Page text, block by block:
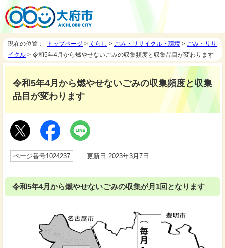
現在の位置： トップページ > くらし > ごみ・リサイクル・環境 > ごみ・リサ
イクル > 令和5年4月から燃やせないごみの収集頻度と収集品目が変わります
令和5年4月から燃やせないごみの収集頻度と収集
品目が変わります
ページ番号1024237 更新日 2023年3月7日
令和5年4月から燃やせないごみの収集が月1回となります